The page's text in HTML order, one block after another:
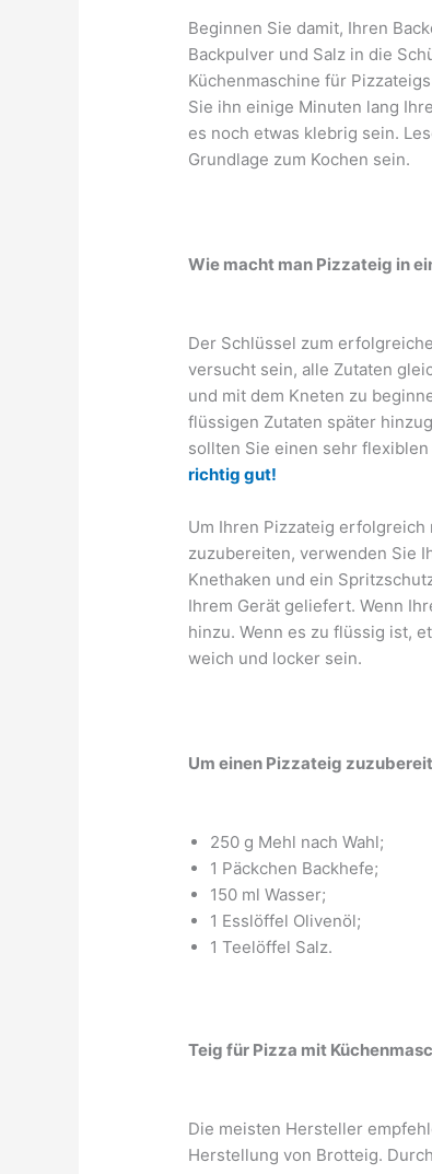
Beginnen Sie damit, Ihren
Backpulver und Salz in die
Küchenmaschine für
Sie ihn einige Minuten lang
es noch etwas klebrig sein.
Grundlage zum Kochen sein.
Wie macht man Pizzateig in
Der Schlüssel zum
versucht sein, alle Zutaten
und mit dem Kneten zu
flüssigen Zutaten später
sollten Sie einen sehr
richtig gut!
Um Ihren Pizzateig erfolgreich
zuzubereiten, verwenden Sie
Knethaken und ein
Ihrem Gerät geliefert. Wenn
hinzu. Wenn es zu flüssig ist,
weich und locker sein.
Um einen Pizzateig
250 g Mehl nach Wahl;
1 Päckchen Backhefe;
150 ml Wasser;
1 Esslöffel Olivenöl;
1 Teelöffel Salz.
Teig für Pizza mit
Die meisten Hersteller
Herstellung von Brotteig.